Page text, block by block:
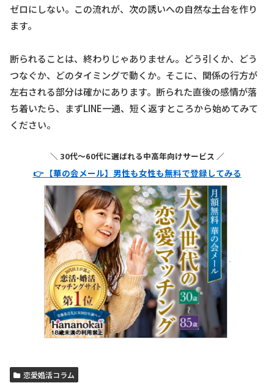
ゼロにしない。この流れが、次の誘いへの自然な土台を作り
ます。
断られることは、終わりじゃありません。どう引くか、どう
つなぐか、どのタイミングで動くか。そこに、関係の行方が
左右される部分は確かにあります。断られた直後の感情が落
ち着いたら、まずLINE一通、短く返すところから始めてみて
ください。
＼ 30代〜60代に選ばれる中高年向けサービス ／
👉 【華の会メール】男性も女性も無料で登録してみる
恋愛婚活コラム